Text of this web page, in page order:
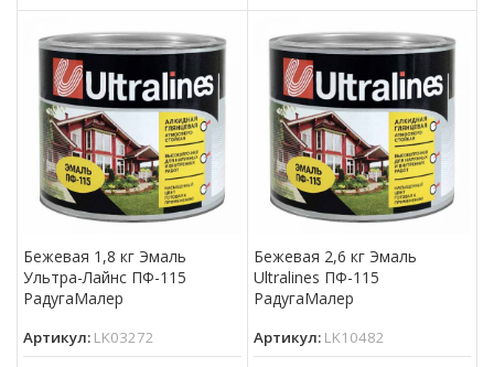
окрашивания деревянных,
металлических и других
поверхностей, подвергающихся
атмосферным воздействиям,
для окраски внутри
атмосферным воздействиям,
для окраски внутри
Бежевая 1,8 кг Эмаль
Ультра-Лайнс ПФ-115
РадугаМалер
Артикул: LK03272
Бежевая 2,6 кг Эмаль
Ultralines ПФ-115
РадугаМалер
Артикул: LK10482